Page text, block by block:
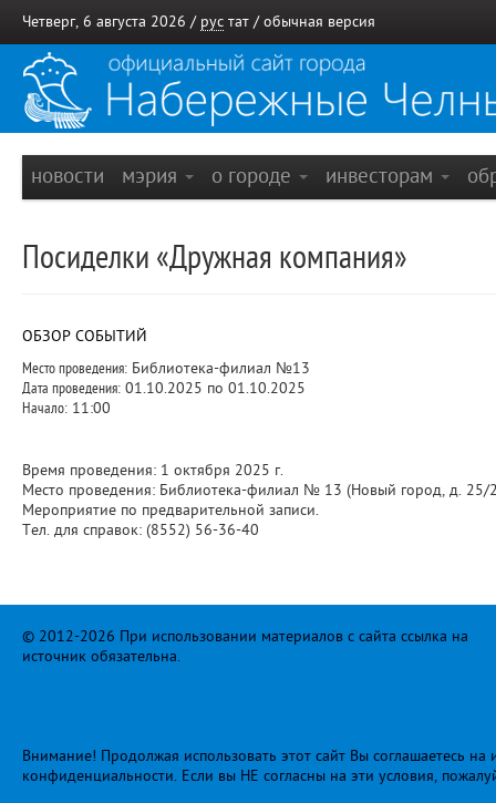
Четверг, 6 августа 2026 / рус тат / обычная версия
новости мэрия о городе инвесторам
Посиделки «Дружная компания»
ОБЗОР СОБЫТИЙ
Место проведения: Библиотека-филиал №13
Дата проведения: 01.10.2025 по 01.10.2025
Начало: 11:00
Время проведения: 1 октября 2025 г.
Место проведения: Библиотека-филиал № 13 (Новый город, д. 25/
Мероприятие по предварительной записи.
Тел. для справок: (8552) 56-36-40
© 2012-2026 При использовании материалов с сайта ссылка на
источник обязательна.
Внимание! Продолжая использовать этот сайт Вы соглашаетесь
конфиденциальности. Если вы НЕ согласны на эти условия,